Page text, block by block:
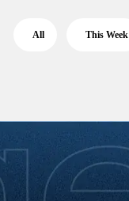
All This Week